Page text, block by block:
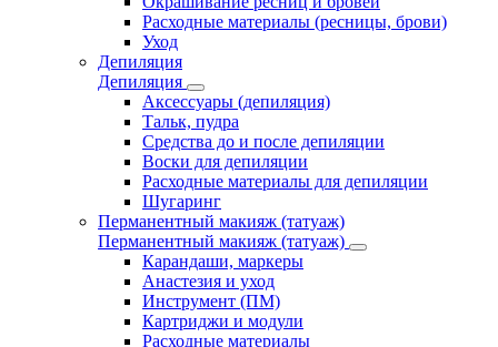
Расходные материалы (ресницы, брови)
Уход
Депиляция
Депиляция
Аксессуары (депиляция)
Тальк, пудра
Средства до и после депиляции
Воски для депиляции
Расходные материалы для депиляции
Шугаринг
Перманентный макияж (татуаж)
Перманентный макияж (татуаж)
Карандаши, маркеры
Анастезия и уход
Инструмент (ПМ)
Картриджи и модули
Расходные материалы